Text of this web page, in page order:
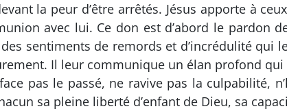
la peur d’être arrêtés. Jésus apporte à
avec lui. Ce don est d’abord le pardon
des sentiments de remords et d’incrédulité
Il leur communique un élan profond
pas le passé, ne ravive pas la culpabilité,
sa pleine liberté d’enfant de Dieu, sa